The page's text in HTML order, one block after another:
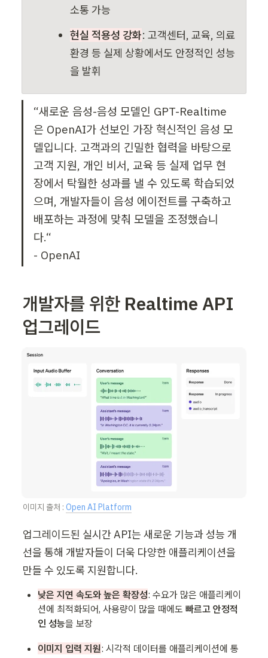
소통 가능
현실 적용성 강화: 고객센터, 교육, 의료
환경 등 실제 상황에서도 안정적인 성능
을 발휘
“새로운 음성-음성 모델인 GPT-Realtime
은 OpenAI가 선보인 가장 혁신적인 음성 모
델입니다. 고객과의 긴밀한 협력을 바탕으로
고객 지원, 개인 비서, 교육 등 실제 업무 현
장에서 탁월한 성과를 낼 수 있도록 학습되었
으며, 개발자들이 음성 에이전트를 구축하고
배포하는 과정에 맞춰 모델을 조정했습니
다.“
- OpenAI
개발자를 위한 Realtime API
업그레이드
이미지 출처 : Open AI Platform
업그레이드된 실시간 API는 새로운 기능과 성능 개
선을 통해 개발자들이 더욱 다양한 애플리케이션을
만들 수 있도록 지원합니다.
낮은 지연 속도와 높은 확장성: 수요가 많은 애플리케이
션에 최적화되어, 사용량이 많을 때에도 빠르고 안정적
인 성능을 보장
이미지 입력 지원: 시각적 데이터를 애플리케이션에 통